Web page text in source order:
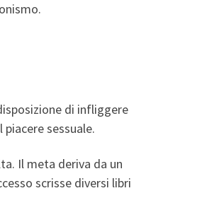
di infliggere
sessuale.
Il meta deriva da un
scrisse diversi libri